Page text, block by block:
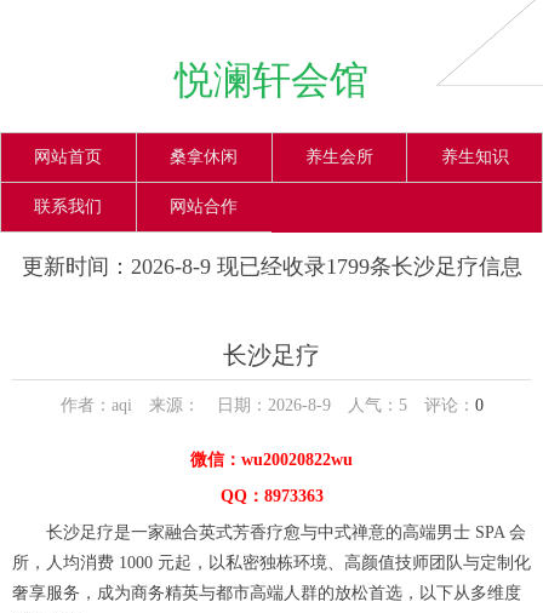
悦澜轩会馆
网站首页 桑拿休闲 养生会所 养生知识
联系我们 网站合作
更新时间：2026-8-9 现已经收录1799条长沙足疗信息
长沙足疗
作者：aqi 来源： 日期：2026-8-9 人气： 5评论： 0
微信：wu20020822wu
QQ：8973363
长沙足疗是一家融合英式芳香疗愈与中式禅意的高端男士 SPA 会
所，人均消费 1000 元起，以私密独栋环境、高颜值技师团队与定制化
奢享服务，成为商务精英与都市高端人群的放松首选，以下从多维度